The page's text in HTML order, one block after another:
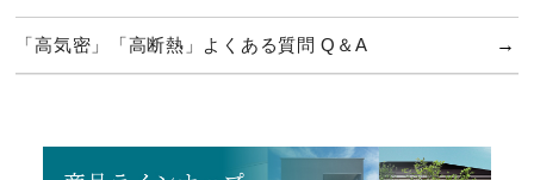
「高気密」「高断熱」よくある質問 Q＆A